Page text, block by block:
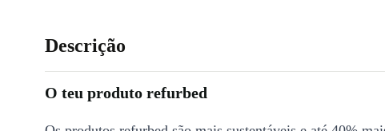
Descrição
O teu produto refurbed